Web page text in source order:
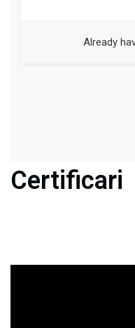
Already
Certificari